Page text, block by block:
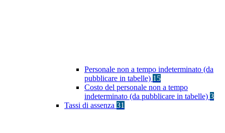
Personale non a tempo indeterminato (da
pubblicare in tabelle) 15
Costo del personale non a tempo
indeterminato (da pubblicare in tabelle) 3
Tassi di assenza 31